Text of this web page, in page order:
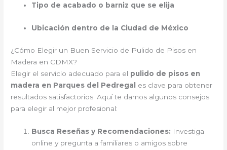
Tipo de acabado o barniz que se elija
Ubicación dentro de la Ciudad de México
¿Cómo Elegir un Buen Servicio de Pulido de Pisos en
Madera en CDMX?
Elegir el servicio adecuado para el pulido de pisos en
madera en Parques del Pedregal
es clave para obtener
resultados satisfactorios. Aquí te damos algunos consejos
para elegir al mejor profesional:
Busca Reseñas y Recomendaciones: Investiga
online y pregunta a familiares o amigos sobre